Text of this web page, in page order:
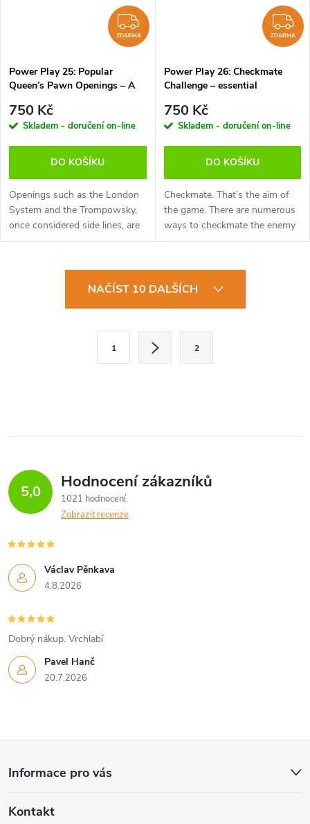
ZDARMA
ZDARMA
Power Play 25: Popular
Queen’s Pawn Openings – A
King - verze ke stažení
(anglicky, německy)
750 Kč
Skladem - doručení on-line
DO KOŠÍKU
Openings such as the London
System and the Trompowsky,
once considered side lines, are
now just as common in the
level. White aims to avoid
ZDARMA
Power Play 26: Checkmate
Challenge – essential
verze ke stažení (anglicky,
německy)
750 Kč
Skladem - doručení on-line
DO KOŠÍKU
Checkmate. That’s the aim of
the game. There are numerous
ways to checkmate the enemy
king, but there are common
over again, and having these at
our...
í
p
r
v
k
y
v
ý
u
NAČÍST 10 DALŠÍCH
k
v
á
n
1 2
5,0 Hodnocení zákazníků
1021 hodnocení
Zobrazit recenze
Václav Pěnkava
4.8.2026
Pavel Hanč
20.7.2026
Dobrý nákup. Vrchlabí
Informace pro vás
Kontakt